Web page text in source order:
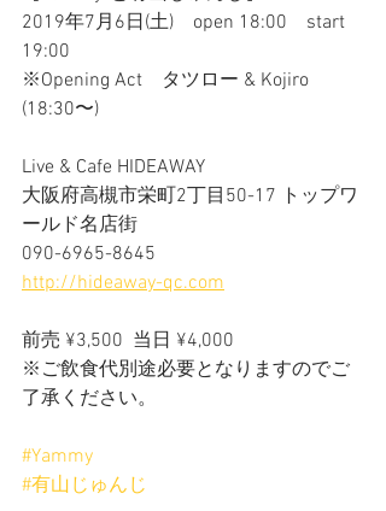
2019年7月6日(土)　open 18:00　start
19:00
※Opening Act　タツロー & Kojiro
(18:30〜)
Live & Cafe HIDEAWAY
大阪府高槻市栄町2丁目50-17 トップワ
ールド名店街
090-6965-8645
http://hideaway-qc.com
前売 ¥3,500  当日 ¥4,000
※ご飲食代別途必要となりますのでご
了承ください。
#Yammy
#有山じゅんじ